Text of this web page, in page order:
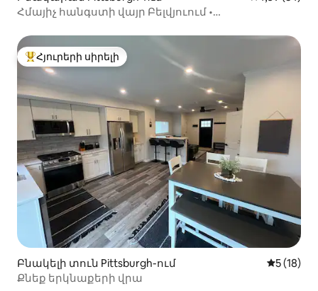
Հմայիչ հանգստի վայր Բելվյուում •
Հյուրերի սիրելի լավագույն տները
Հյուրերի սիրելի
Բնակելի տուն Pittsburgh-ում Միջին
5 (18)
Քնեք երկնաքերի վրա